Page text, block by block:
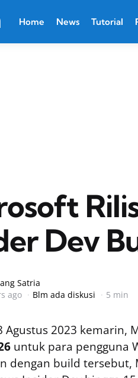
Home News Tutorial
Dev
Satria
ago
Blm ada diskusi 5 min
Agustus 2023 kemarin,
untuk para pengguna
dengan build